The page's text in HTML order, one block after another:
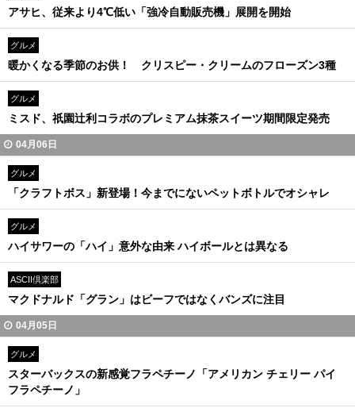
アサヒ、従来より4℃低い「強冷自動販売機」展開を開始
グルメ
暖かくなる季節のお供！ クリスピー・クリームのフローズン3種
グルメ
ミスド、祇園辻利コラボのプレミアム抹茶スイーツ期間限定発売
04月06日
グルメ
「クラフトボス」新登場！今までにないペットボトルでオシャレ
グルメ
ハイサワーの「ハイ」意外な由来 ハイボールとは異なる
ASCII倶楽部
マクドナルド「グラン」はビーフではなくバンズに注目
04月05日
グルメ
スターバックスの新感覚フラペチーノ「アメリカン チェリー パイ
フラペチーノ」